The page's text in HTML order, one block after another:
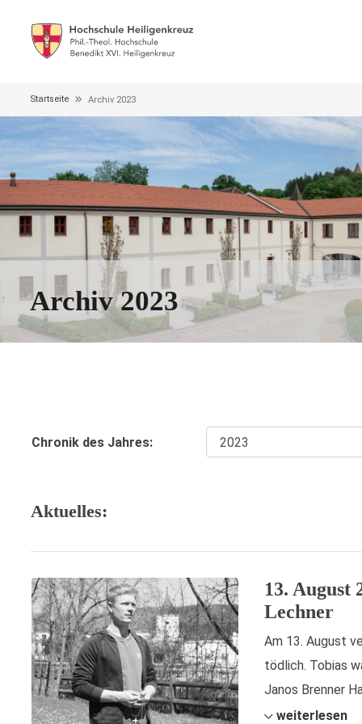
Startseite Archiv 2023
Archiv 2023
Chronik des Jahres:
Aktuelles:
13. August
Lechner
Am 13. August
tödlich. Tobias
Janos Brenner
weiterlesen